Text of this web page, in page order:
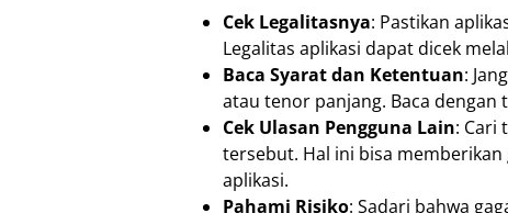
Cek Legalitasnya: Pastikan
Legalitas aplikasi dapat dicek
Baca Syarat dan Ketentuan:
atau tenor panjang. Baca
Cek Ulasan Pengguna Lain: Cari
tersebut. Hal ini bisa
aplikasi.
Pahami Risiko: Sadari bahwa